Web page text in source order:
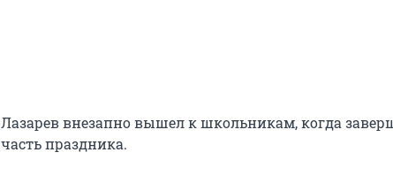
Лазарев внезапно вышел к школьникам, когда
часть праздника.